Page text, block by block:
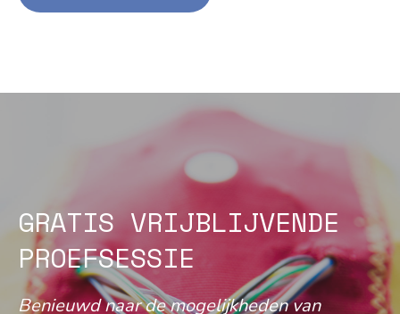
GRATIS VRIJBLIJVENDE
PROEFSESSIE
Benieuwd naar de mogelijkheden van